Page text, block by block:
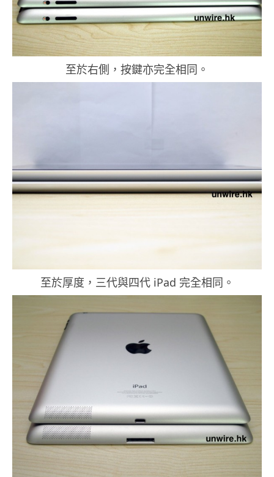
至於右側，按鍵亦完全相同。
至於厚度，三代與四代 iPad 完全相同。